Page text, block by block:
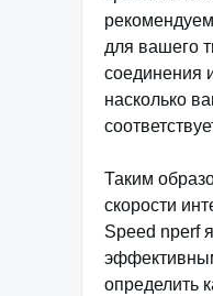
для вашего
соединения
насколько
Таким
скорости
Speed nperf
определить